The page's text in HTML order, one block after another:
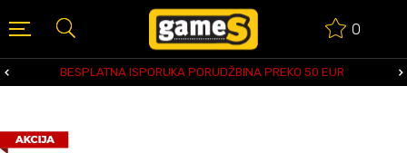
0
BESPLATNA ISPORUKA PORUDŽBINA PREKO 50 EUR